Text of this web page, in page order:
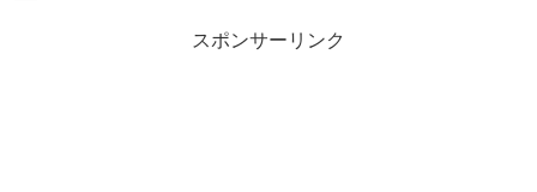
スポンサーリンク